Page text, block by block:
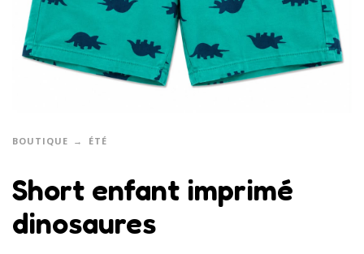
BOUTIQUE ÉTÉ
Short enfant imprimé
dinosaures